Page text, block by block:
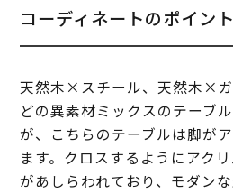
コーディネートのポイント
天然木×スチール、天然木×
どの異素材ミックスのテーブ
が、こちらのテーブルは脚が
ます。クロスするようにアク
があしらわれており、モダンな